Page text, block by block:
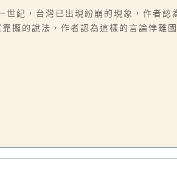
紀，台灣已出現紛崩的現象，作者認
攏的說法，作者認為這樣的言論悖離